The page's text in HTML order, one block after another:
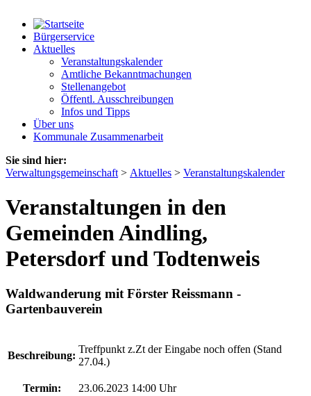
Bürgerservice
Aktuelles
Veranstaltungskalender
Amtliche Bekanntmachungen
Stellenangebot
Öffentl. Ausschreibungen
Infos und Tipps
Über uns
Kommunale Zusammenarbeit
Sie sind hier:
Verwaltungsgemeinschaft > Aktuelles > Veranstaltungskalender
Veranstaltungen in den
Gemeinden Aindling,
Petersdorf und Todtenweis
Waldwanderung mit Förster Reissmann -
Gartenbauverein
Beschreibung:
Treffpunkt z.Zt der Eingabe noch offen (Stand
27.04.)
Termin:
23.06.2023 14:00 Uhr